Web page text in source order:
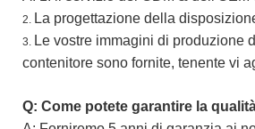
2. La progettazione della
3. Le vostre immagini di produzione
contenitore sono fornite, tenente vi
Q: Come potete garantire la